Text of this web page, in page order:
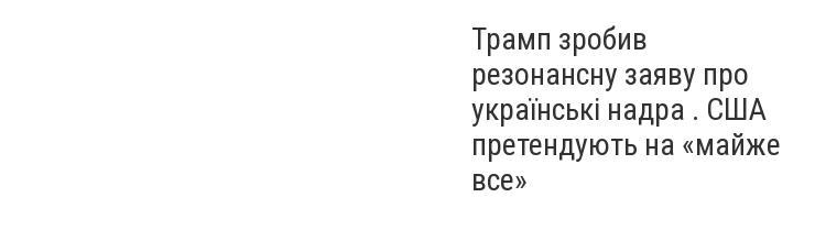
Трамп зробив
резонансну заяву про
українські надра . США
претендують на «майже
все»